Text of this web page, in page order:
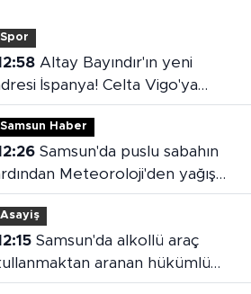
Spor
Altay Bayındır'ın yeni
İspanya! Celta Vigo'ya
Samsun Haber
Samsun'da puslu sabahın
Meteoroloji'den yağış
Asayiş
Samsun'da alkollü araç
aranan hükümlü
gönderildi